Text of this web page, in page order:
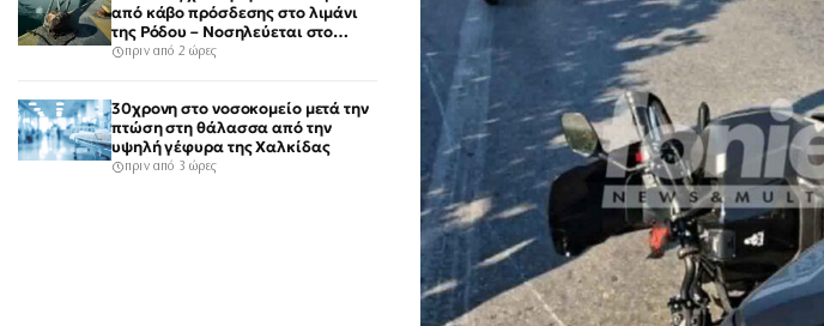
από κάβο πρόσδεσης στο λιμάνι
της Ρόδου – Νοσηλεύεται στο
νοσοκομείο
πριν από 2 ώρες
30χρονη στο νοσοκομείο μετά την
πτώση στη θάλασσα από την
υψηλή γέφυρα της Χαλκίδας
πριν από 3 ώρες